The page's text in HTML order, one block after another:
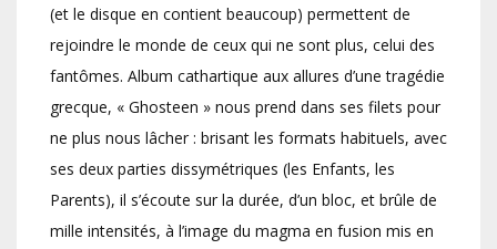
(et le disque en contient beaucoup) permettent de
rejoindre le monde de ceux qui ne sont plus, celui des
fantômes. Album cathartique aux allures d’une tragédie
grecque, « Ghosteen » nous prend dans ses filets pour
ne plus nous lâcher : brisant les formats habituels, avec
ses deux parties dissymétriques (les Enfants, les
Parents), il s’écoute sur la durée, d’un bloc, et brûle de
mille intensités, à l’image du magma en fusion mis en